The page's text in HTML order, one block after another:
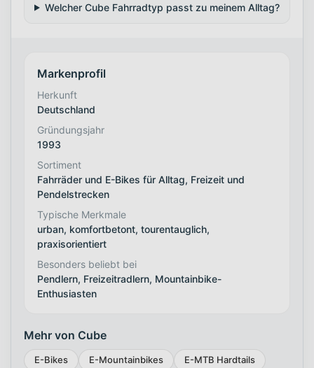
Welcher Cube Fahrradtyp passt zu meinem Alltag?
Markenprofil
Herkunft
Deutschland
Gründungsjahr
1993
Sortiment
Fahrräder und E-Bikes für Alltag, Freizeit und
Pendelstrecken
Typische Merkmale
urban, komfortbetont, tourentauglich,
praxisorientiert
Besonders beliebt bei
Pendlern, Freizeitradlern, Mountainbike-
Enthusiasten
Mehr von Cube
E-Bikes E-Mountainbikes
E-MTB Hardtails